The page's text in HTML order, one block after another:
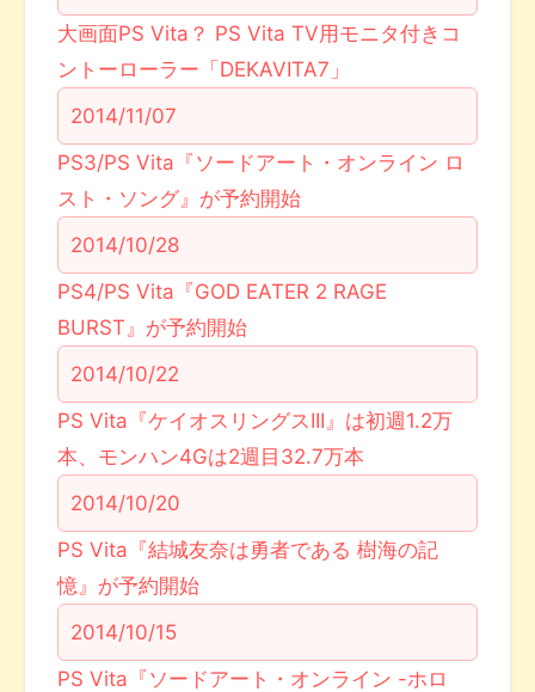
大画面PS Vita？ PS Vita TV用モニタ付きコ
ントーローラー「DEKAVITA7」
2014/11/07
PS3/PS Vita『ソードアート・オンライン ロ
スト・ソング』が予約開始
2014/10/28
PS4/PS Vita『GOD EATER 2 RAGE
BURST』が予約開始
2014/10/22
PS Vita『ケイオスリングスIII』は初週1.2万
本、モンハン4Gは2週目32.7万本
2014/10/20
PS Vita『結城友奈は勇者である 樹海の記
憶』が予約開始
2014/10/15
PS Vita『ソードアート・オンライン -ホロ